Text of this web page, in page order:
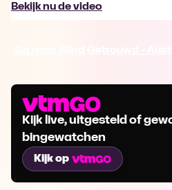
Bekijk nu de video
Kijk live, uitgesteld of
bingewatchen
Kijk op